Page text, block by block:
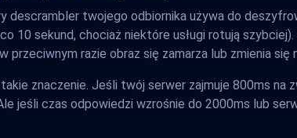
twojego odbiornika używa do
10 sekund, chociaż niektóre usługi rotują
razie obraz się zamarza lub zmienia się
znaczenie. Jeśli twój serwer zajmuje 800ms na
jeśli czas odpowiedzi wzrośnie do 2000ms lub